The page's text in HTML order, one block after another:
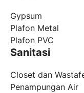
Gypsum
Plafon Metal
Plafon PVC
Sanitasi
Closet dan
Penampungan Air